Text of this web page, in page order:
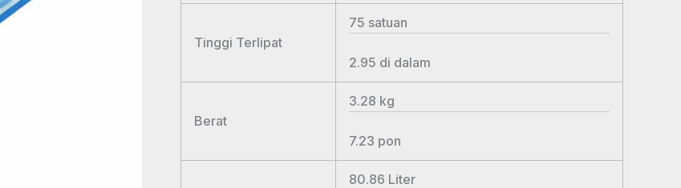
Tinggi Terlipat
75 satuan
2.95 di dalam
Berat
3.28 kg
7.23 pon
80.86 Liter